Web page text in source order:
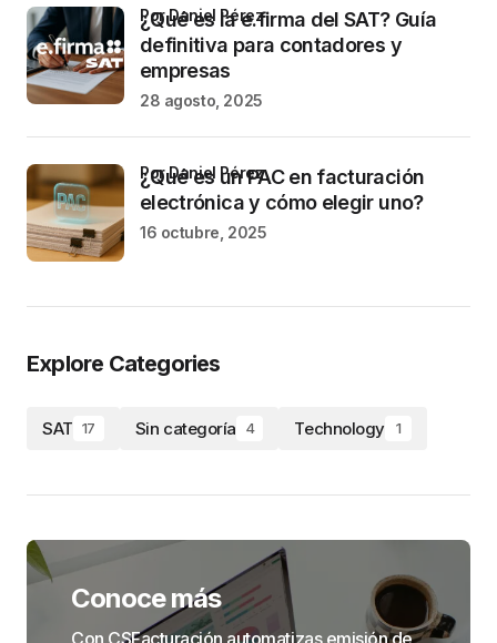
¿Qué es la e.firma del SAT? Guía
definitiva para contadores y
empresas
por Daniel Pérez
28 agosto, 2025
¿Qué es un PAC en facturación
electrónica y cómo elegir uno?
por Daniel Pérez
16 octubre, 2025
Explore Categories
SAT 17 Sin categoría 4 Technology 1
Conoce más